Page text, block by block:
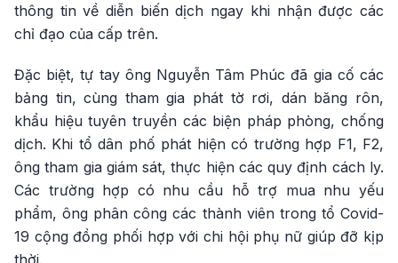
thông tin về diễn biến dịch ngay khi nhận được các
chỉ đạo của cấp trên.
Đặc biệt, tự tay ông Nguyễn Tâm Phúc đã gia cố các
bảng tin, cùng tham gia phát tờ rơi, dán băng rôn,
khẩu hiệu tuyên truyền các biện pháp phòng, chống
dịch. Khi tổ dân phố phát hiện có trường hợp F1, F2,
ông tham gia giám sát, thực hiện các quy định cách ly.
Các trường hợp có nhu cầu hỗ trợ mua nhu yếu
phẩm, ông phân công các thành viên trong tổ Covid-
19 cộng đồng phối hợp với chi hội phụ nữ giúp đỡ kịp